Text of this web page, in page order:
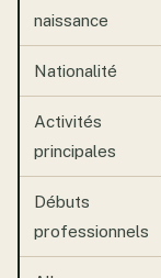
naissance
Nationalité
Activités
principales
Débuts
professionnels